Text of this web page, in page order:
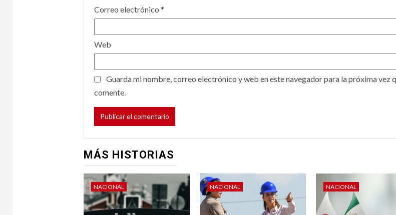
Correo electrónico *
Web
Guarda mi nombre, correo electrónico y web en este navegador para la próxima vez
comente.
MÁS HISTORIAS
NACIONAL NACIONAL NACIONAL